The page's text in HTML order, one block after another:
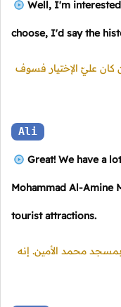
Well, I'm
choose, I'd say the
عليّ الإختيار فسوف
Ali
Great! We have a
Mohammad Al-Amine
tourist attractions.
بمسجد محمد الأمين. إنه